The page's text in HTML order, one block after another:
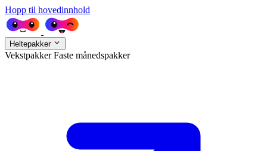
Hopp til hovedinnhold
Heltepakker
VekstpakkerFaste månedspakker